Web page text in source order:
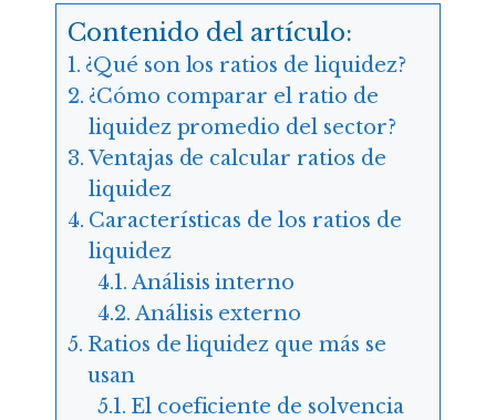
Contenido del artículo:
¿Qué son los ratios de liquidez?
¿Cómo comparar el ratio de
liquidez promedio del sector?
Ventajas de calcular ratios de
liquidez
Características de los ratios de
liquidez
Análisis interno
Análisis externo
Ratios de liquidez que más se
usan
El coeficiente de solvencia